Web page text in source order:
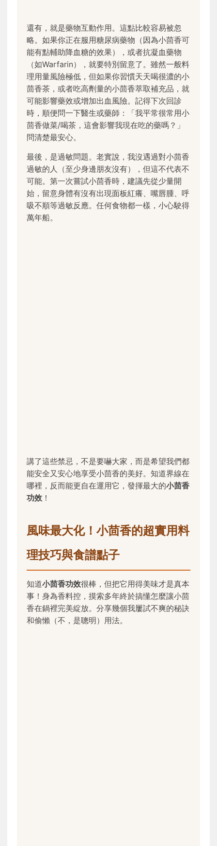
還有，就是藥物互動作用。這點比較容易被忽
略。如果你正在服用糖尿病藥物（因為小茴香可
能有點輔助降血糖的效果），或者抗凝血藥物
（如Warfarin），就要特別留意了。雖然一般料
理用量風險極低，但如果你習慣天天喝很濃的小
茴香茶，或者吃高劑量的小茴香萃取補充品，就
可能影響藥效或增加出血風險。記得下次回診
時，順便問一下醫生或藥師：「我平常很常用小
茴香做菜/喝茶，這會影響我現在吃的藥嗎？」
問清楚最安心。
最後，是過敏問題。老實說，我沒遇過對小茴香
過敏的人（至少身邊朋友沒有），但這不代表不
可能。第一次嘗試小茴香時，建議先從少量開
始，留意身體有沒有出現面板紅癢、嘴唇腫、呼
吸不順等過敏反應。任何食物都一樣，小心駛得
萬年船。
講了這些禁忌，不是要嚇大家，而是希望我們都
能安全又安心地享受小茴香的美好。知道界線在
哪裡，反而能更自在運用它，發揮最大的小茴香
功效 ！
風味最大化！小茴香的超實用料
理技巧與食譜點子
知道小茴香功效很棒，但把它用得美味才是真本
事！身為香料控，摸索多年終於搞懂怎麼讓小茴
香在鍋裡完美綻放。分享幾個我屢試不爽的秘訣
和偷懶（不，是聰明）用法。